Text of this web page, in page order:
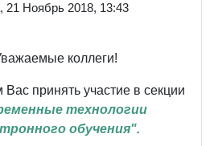
21 Ноябрь 2018, 13:43
коллеги!
принять участие в секции
технологии
обучения".